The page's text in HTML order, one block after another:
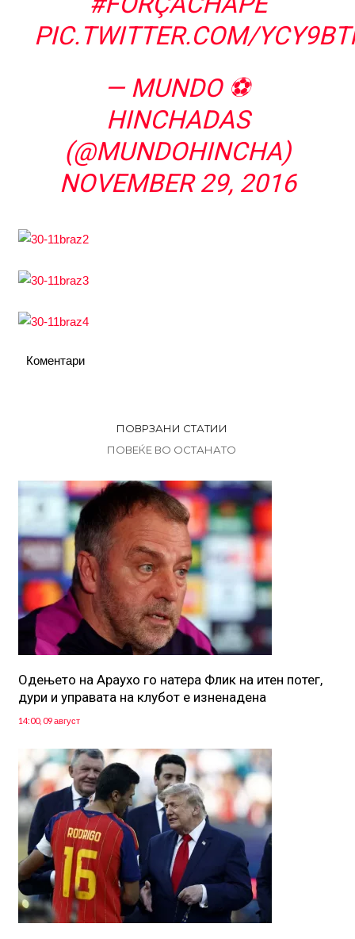
PIC.TWITTER.COM/
— MUNDO ⚽️
HINCHADAS
(@MUNDOHINCHA)
NOVEMBER 29, 2016
Коментари
ПОВРЗАНИ СТАТИИ
ПОВЕЌЕ ВО ОСТАНАТО
Одењето на Араухо го натера Флик на итен потег,
дури и управата на клубот е изненадена
14:00, 09 август